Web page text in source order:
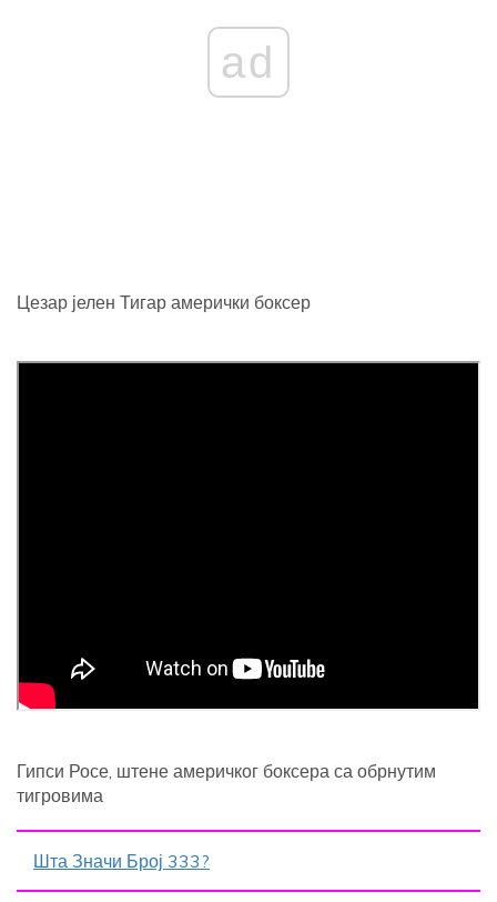
ad
Цезар јелен Тигар амерички боксер
Гипси Росе, штене америчког боксера са обрнутим
тигровима
Шта Значи Број 333?